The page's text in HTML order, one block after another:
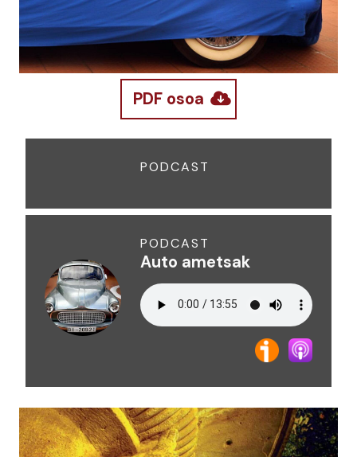
PDF osoa
PODCAST
PODCAST
Auto ametsak